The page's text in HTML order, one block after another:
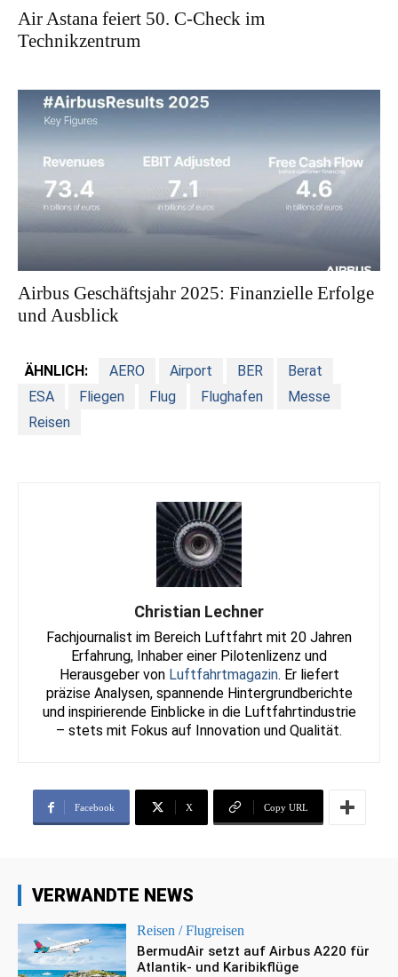
Air Astana feiert 50. C-Check im
Technikzentrum
Airbus Geschäftsjahr 2025: Finanzielle Erfolge
und Ausblick
ÄHNLICH: AERO Airport BER
Berat
ESA
Fliegen Flug Flughafen
Messe
Reisen
Christian Lechner
Fachjournalist im Bereich Luftfahrt mit 20 Jahren
Erfahrung, Inhaber einer Pilotenlizenz und
Herausgeber von Luftfahrtmagazin. Er liefert
präzise Analysen, spannende Hintergrundberichte
und inspirierende Einblicke in die Luftfahrtindustrie
– stets mit Fokus auf Innovation und Qualität.
Facebook X Copy URL
VERWANDTE NEWS
Reisen / Flugreisen
BermudAir setzt auf Airbus A220 für
Atlantik- und Karibikflüge